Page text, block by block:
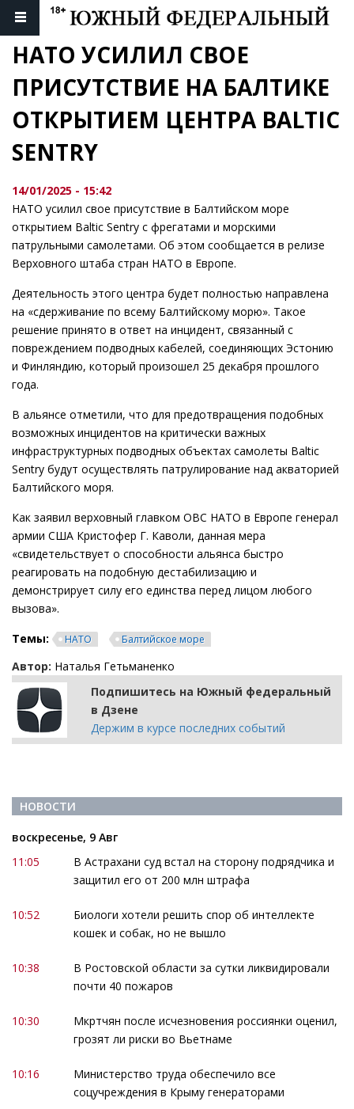
НАТО УСИЛИЛ СВОЕ
ПРИСУТСТВИЕ НА БАЛТИКЕ
ОТКРЫТИЕМ ЦЕНТРА BALTIC
SENTRY
14/01/2025 - 15:42
НАТО усилил свое присутствие в Балтийском море
открытием Baltic Sentry с фрегатами и морскими
патрульными самолетами. Об этом сообщается в релизе
Верховного штаба стран НАТО в Европе.
Деятельность этого центра будет полностью направлена
на «сдерживание по всему Балтийскому морю». Такое
решение принято в ответ на инцидент, связанный с
повреждением подводных кабелей, соединяющих Эстонию
и Финляндию, который произошел 25 декабря прошлого
года.
В альянсе отметили, что для предотвращения подобных
возможных инцидентов на критически важных
инфраструктурных подводных объектах самолеты Baltic
Sentry будут осуществлять патрулирование над акваторией
Балтийского моря.
Как заявил верховный главком ОВС НАТО в Европе генерал
армии США Кристофер Г. Каволи, данная мера
«свидетельствует о способности альянса быстро
реагировать на подобную дестабилизацию и
демонстрирует силу его единства перед лицом любого
вызова».
Темы:
НАТО Балтийское море
Автор: Наталья Гетьманенко
Подпишитесь на Южный федеральный
в Дзене
Держим в курсе последних событий
НОВОСТИ
воскресенье, 9 Авг
11:05
В Астрахани суд встал на сторону подрядчика и
защитил его от 200 млн штрафа
10:52
Биологи хотели решить спор об интеллекте
кошек и собак, но не вышло
10:38
В Ростовской области за сутки ликвидировали
почти 40 пожаров
10:30
Мкртчян после исчезновения россиянки оценил,
грозят ли риски во Вьетнаме
10:16
Министерство труда обеспечило все
соцучреждения в Крыму генераторами